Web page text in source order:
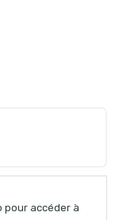
pour accéder à